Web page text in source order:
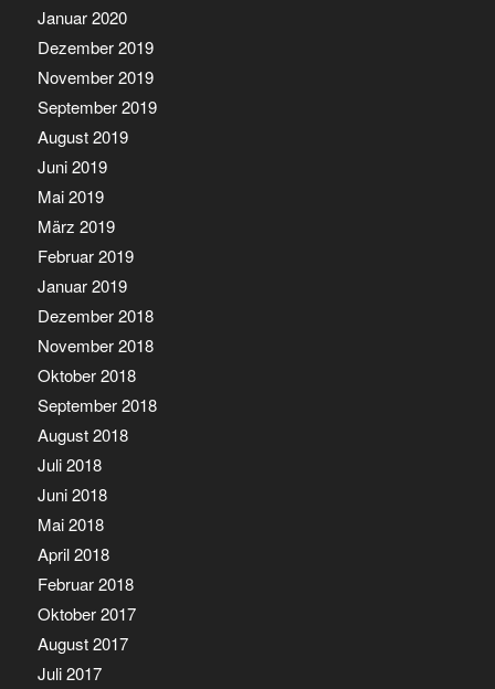
Januar 2020
Dezember 2019
November 2019
September 2019
August 2019
Juni 2019
Mai 2019
März 2019
Februar 2019
Januar 2019
Dezember 2018
November 2018
Oktober 2018
September 2018
August 2018
Juli 2018
Juni 2018
Mai 2018
April 2018
Februar 2018
Oktober 2017
August 2017
Juli 2017